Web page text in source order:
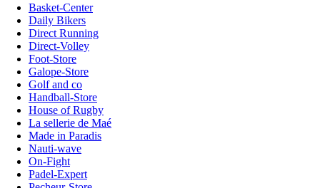
Basket-Center
Daily Bikers
Direct Running
Direct-Volley
Foot-Store
Galope-Store
Golf and co
Handball-Store
House of Rugby
La sellerie de Maé
Made in Paradis
Nauti-wave
On-Fight
Padel-Expert